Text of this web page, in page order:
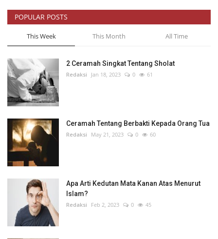
POPULAR POSTS
This Week This Month All Time
2 Ceramah Singkat Tentang Sholat
Redaksi Jan 18, 2023 0 61
Ceramah Tentang Berbakti Kepada Orang Tua
Redaksi May 21, 2023 0 60
Apa Arti Kedutan Mata Kanan Atas Menurut
Islam?
Redaksi Feb 2, 2023 0 45